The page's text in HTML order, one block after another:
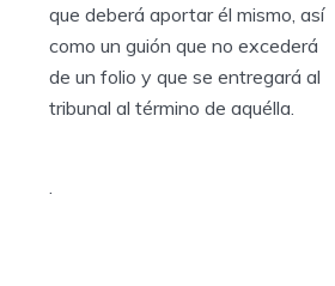
que deberá aportar él mismo, así
como un guión que no excederá
de un folio y que se entregará al
tribunal al término de aquélla.
.